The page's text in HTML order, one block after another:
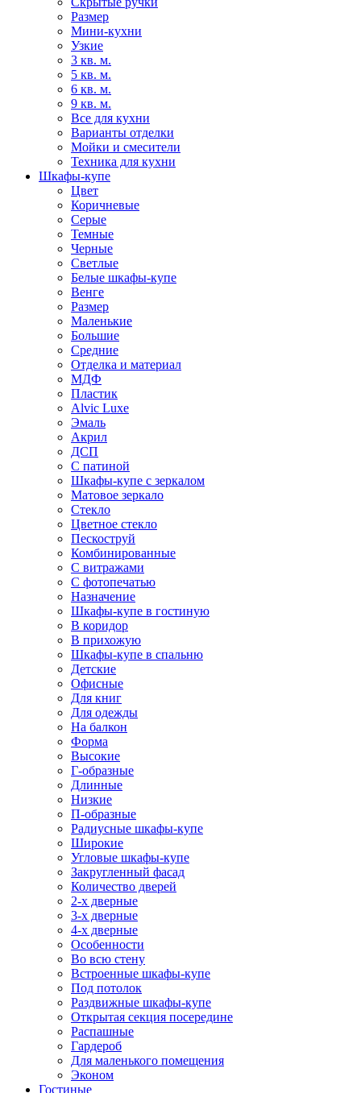
Размер
Мини-кухни
Узкие
3 кв. м.
5 кв. м.
6 кв. м.
9 кв. м.
Все для кухни
Варианты отделки
Мойки и смесители
Техника для кухни
Шкафы-купе
Цвет
Коричневые
Серые
Темные
Черные
Светлые
Белые шкафы-купе
Венге
Размер
Маленькие
Большие
Средние
Отделка и материал
МДФ
Пластик
Alvic Luxe
Эмаль
Акрил
ДСП
С патиной
Шкафы-купе с зеркалом
Матовое зеркало
Стекло
Цветное стекло
Пескоструй
Комбинированные
С витражами
С фотопечатью
Назначение
Шкафы-купе в гостиную
В коридор
В прихожую
Шкафы-купе в спальню
Детские
Офисные
Для книг
Для одежды
На балкон
Форма
Высокие
Г-образные
Длинные
Низкие
П-образные
Радиусные шкафы-купе
Широкие
Угловые шкафы-купе
Закругленный фасад
Количество дверей
2-х дверные
3-х дверные
4-х дверные
Особенности
Во всю стену
Встроенные шкафы-купе
Под потолок
Раздвижные шкафы-купе
Открытая секция посередине
Распашные
Гардероб
Для маленького помещения
Эконом
Гостиные